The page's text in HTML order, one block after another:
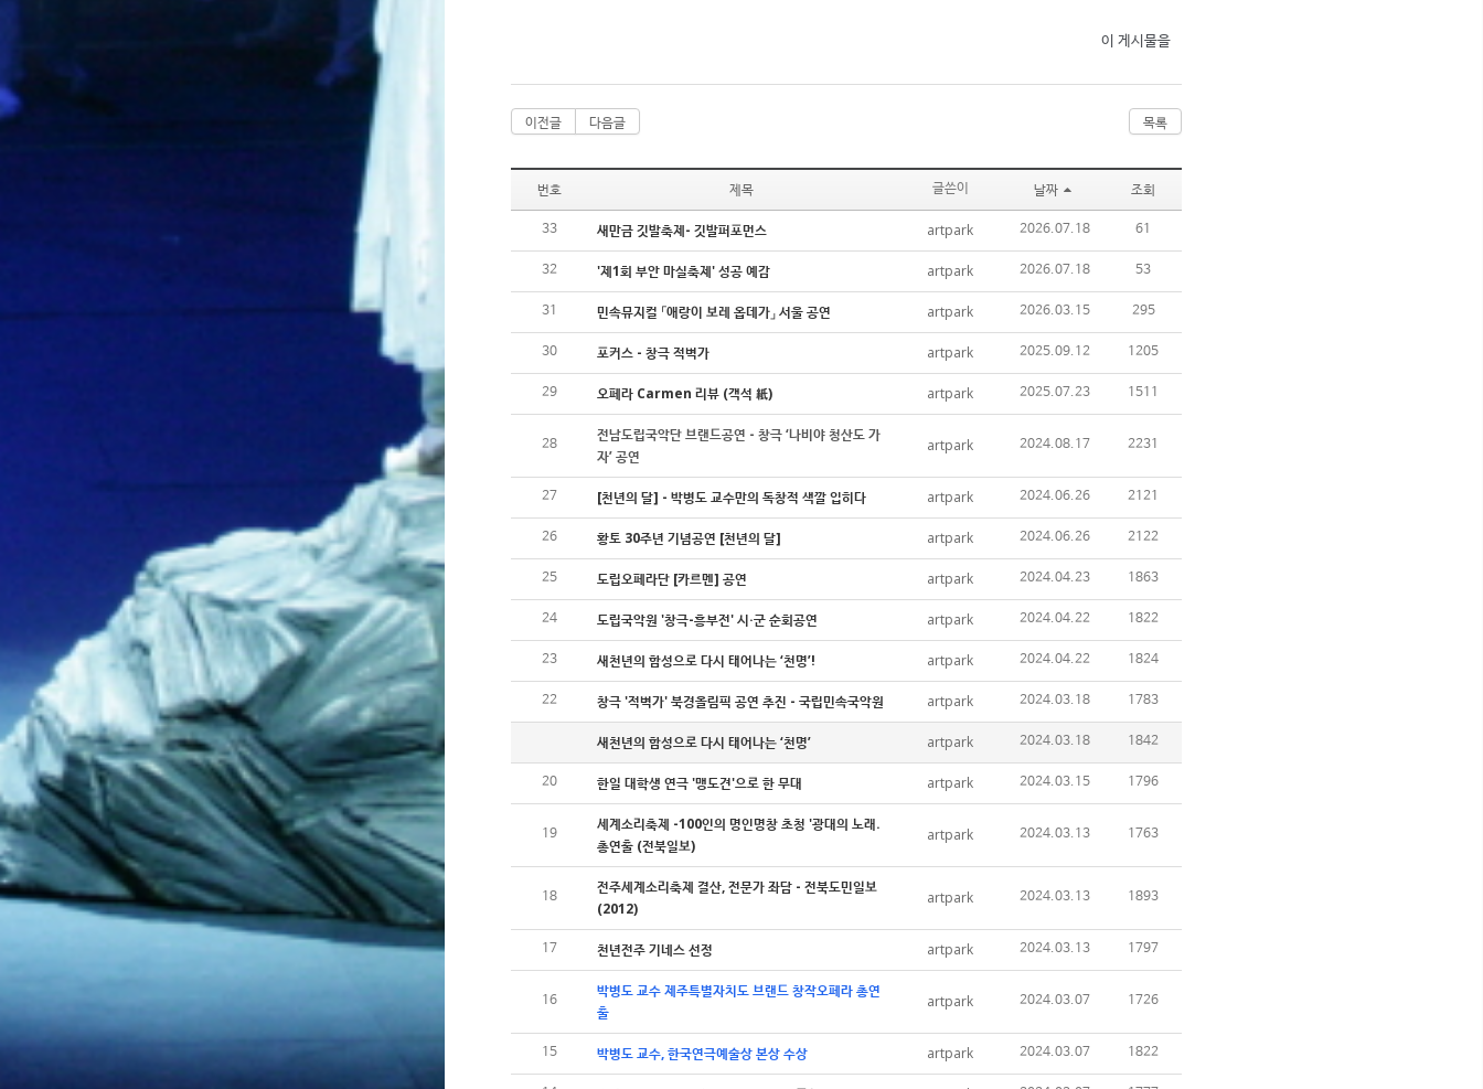
이 게시물을
이전글 다음글 목록
번호 제목 글쓴이 날짜 조회
33 새만금 깃발축제- 깃발퍼포먼스 artpark 2026.07.18 61
32 '제1회 부안 마실축제' 성공 예감 artpark 2026.07.18 53
31 민속뮤지컬 「애랑이 보레 옵데가」 서울 공연 artpark 2026.03.15 295
30 포커스 - 창극 적벽가 artpark 2025.09.12 1205
29 오페라 Carmen 리뷰 (객석 紙) artpark 2025.07.23 1511
28
전남도립국악단 브랜드공연 - 창극 ‘나비야 청산도 가
자’ 공연
artpark 2024.08.17 2231
27 [천년의 달] - 박병도 교수만의 독창적 색깔 입히다 artpark 2024.06.26 2121
26 황토 30주년 기념공연 [천년의 달] artpark 2024.06.26 2122
25 도립오페라단 [카르멘] 공연 artpark 2024.04.23 1863
24 도립국악원 '창극-흥부전' 시·군 순회공연 artpark 2024.04.22 1822
23 새천년의 함성으로 다시 태어나는 ‘천명’! artpark 2024.04.22 1824
22 창극 '적벽가' 북경올림픽 공연 추진 - 국립민속국악원 artpark 2024.03.18 1783
새천년의 함성으로 다시 태어나는 ‘천명’ artpark 2024.03.18 1842
20 한일 대학생 연극 '맹도견'으로 한 무대 artpark 2024.03.15 1796
19
세계소리축제 -100인의 명인명창 초청 '광대의 노래.
총연출 (전북일보)
artpark 2024.03.13 1763
18
전주세계소리축제 결산, 전문가 좌담 - 전북도민일보
(2012)
artpark 2024.03.13 1893
17 천년전주 기네스 선정 artpark 2024.03.13 1797
16
박병도 교수 제주특별자치도 브랜드 창작오페라 총연
출
artpark 2024.03.07 1726
15 박병도 교수, 한국연극예술상 본상 수상 artpark 2024.03.07 1822